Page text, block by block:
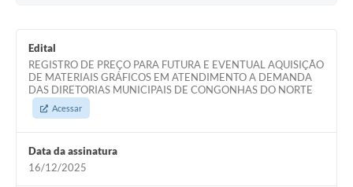
Edital
REGISTRO DE PREÇO PARA FUTURA E EVENTUAL AQUISIÇÃO
DE MATERIAIS GRÁFICOS EM ATENDIMENTO A DEMANDA
DAS DIRETORIAS MUNICIPAIS DE CONGONHAS DO NORTE
Acessar
Data da assinatura
16/12/2025